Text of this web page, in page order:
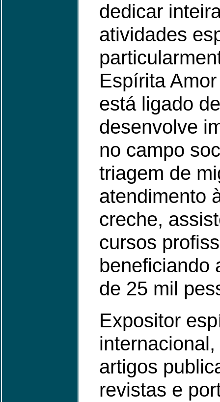
dedicar
atividades
Espírita
está ligado
desenvolve
no campo
triagem de
atendimento
creche,
cursos
beneficiando
de 25 mil
Expositor
artigos
revistas e